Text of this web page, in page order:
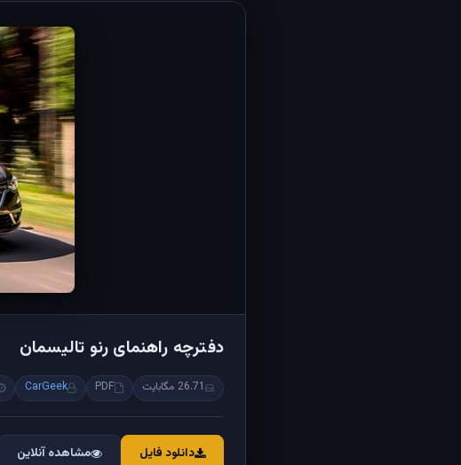
دفترچه راهنمای رنو تالیسمان
26.71 مگابایت PDF
CarGeek
دانلود فایل مشاهده آنلاین